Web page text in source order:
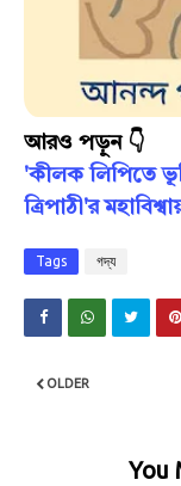
আরও পড়ুন 👇
'কীলক লিপিতে
ত্রিপাঠী'র
Tags গদ্য
OLDER
You